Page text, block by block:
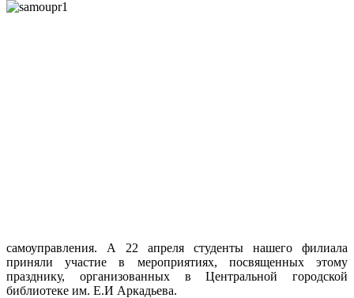
самоуправления. А 22 апреля студенты нашего филиала
приняли участие в мероприятиях, посвященных этому
празднику, организованных в Центральной городской
библиотеке им. Е.И Аркадьева.